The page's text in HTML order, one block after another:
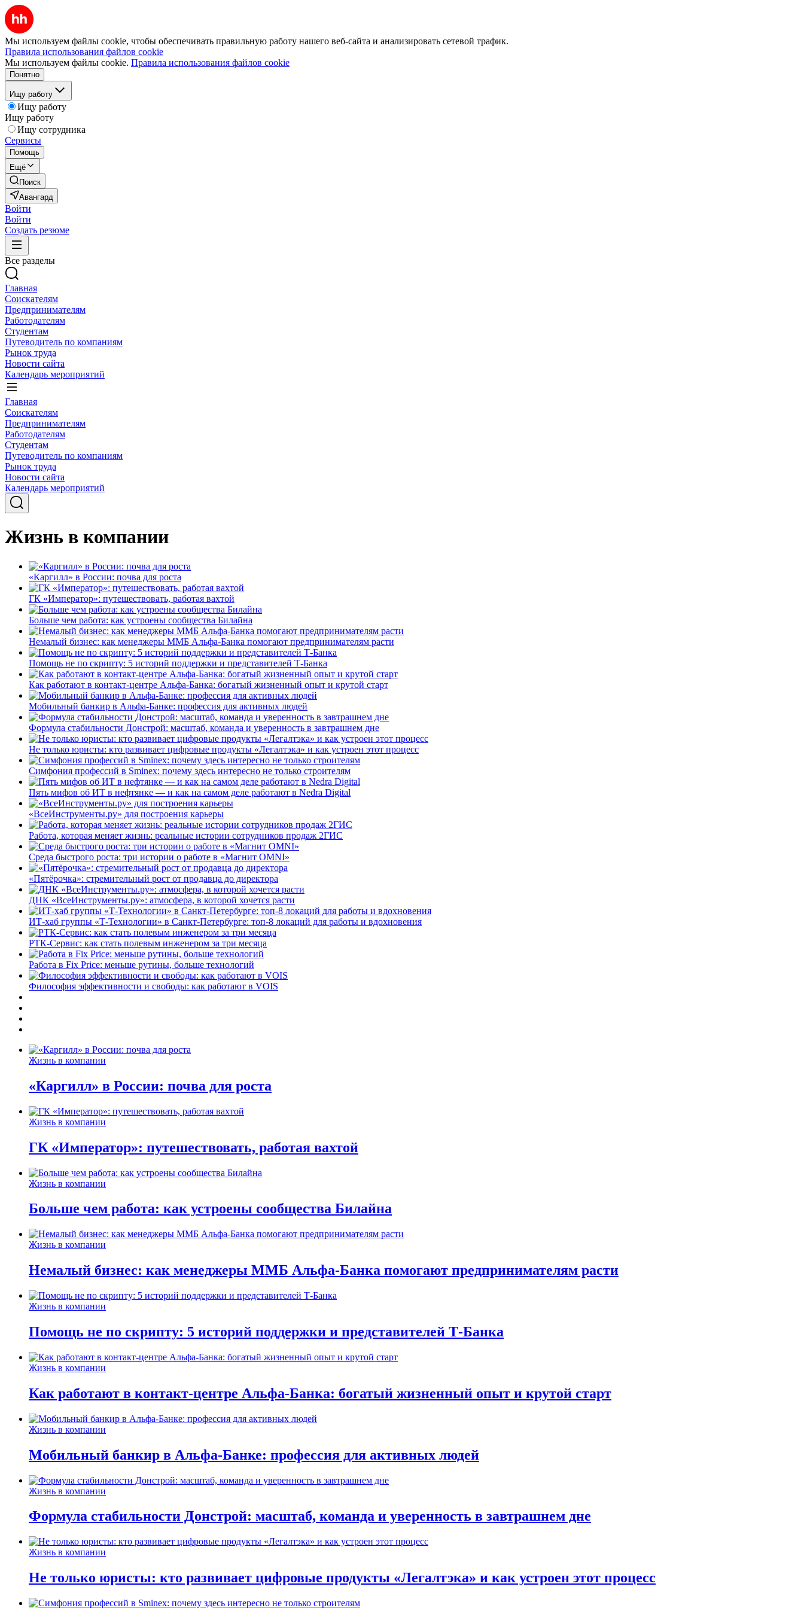
Мы используем файлы cookie, чтобы обеспечивать правильную работу нашего веб-сайта и анализировать сетевой трафик.
Правила использования файлов cookie
Мы используем файлы cookie. Правила использования файлов cookie
Понятно
Ищу работу
Ищу работу
Ищу работу
Ищу сотрудника
Сервисы
Помощь
Ещё
Поиск
Авангард
Войти
Войти
Создать резюме
Все разделы
Главная
Соискателям
Предпринимателям
Работодателям
Студентам
Путеводитель по компаниям
Рынок труда
Новости сайта
Календарь мероприятий
Главная
Соискателям
Предпринимателям
Работодателям
Студентам
Путеводитель по компаниям
Рынок труда
Новости сайта
Календарь мероприятий
Жизнь в компании
«Каргилл» в России: почва для роста
ГК «Император»: путешествовать, работая вахтой
Больше чем работа: как устроены сообщества Билайна
Немалый бизнес: как менеджеры ММБ Альфа-Банка помогают предпринимателям расти
Помощь не по скрипту: 5 историй поддержки и представителей Т-Банка
Как работают в контакт-центре Альфа-Банка: богатый жизненный опыт и крутой старт
Мобильный банкир в Альфа-Банке: профессия для активных людей
Формула стабильности Донстрой: масштаб, команда и уверенность в завтрашнем дне
Не только юристы: кто развивает цифровые продукты «Легалтэка» и как устроен этот процесс
Симфония профессий в Sminex: почему здесь интересно не только строителям
Пять мифов об ИТ в нефтянке — и как на самом деле работают в Nedra Digital
«ВсеИнструменты.ру» для построения карьеры
Работа, которая меняет жизнь: реальные истории сотрудников продаж 2ГИС
Среда быстрого роста: три истории о работе в «Магнит OMNI»
«Пятёрочка»: стремительный рост от продавца до директора
ДНК «ВсеИнструменты.ру»: атмосфера, в которой хочется расти
ИТ-хаб группы «Т-Технологии» в Санкт-Петербурге: топ-8 локаций для работы и вдохновения
РТК-Сервис: как стать полевым инженером за три месяца
Работа в Fix Price: меньше рутины, больше технологий
Философия эффективности и свободы: как работают в VOIS
Жизнь в компании
«Каргилл» в России: почва для роста
Жизнь в компании
ГК «Император»: путешествовать, работая вахтой
Жизнь в компании
Больше чем работа: как устроены сообщества Билайна
Жизнь в компании
Немалый бизнес: как менеджеры ММБ Альфа-Банка помогают предпринимателям расти
Жизнь в компании
Помощь не по скрипту: 5 историй поддержки и представителей Т-Банка
Жизнь в компании
Как работают в контакт-центре Альфа-Банка: богатый жизненный опыт и крутой старт
Жизнь в компании
Мобильный банкир в Альфа-Банке: профессия для активных людей
Жизнь в компании
Формула стабильности Донстрой: масштаб, команда и уверенность в завтрашнем дне
Жизнь в компании
Не только юристы: кто развивает цифровые продукты «Легалтэка» и как устроен этот процесс